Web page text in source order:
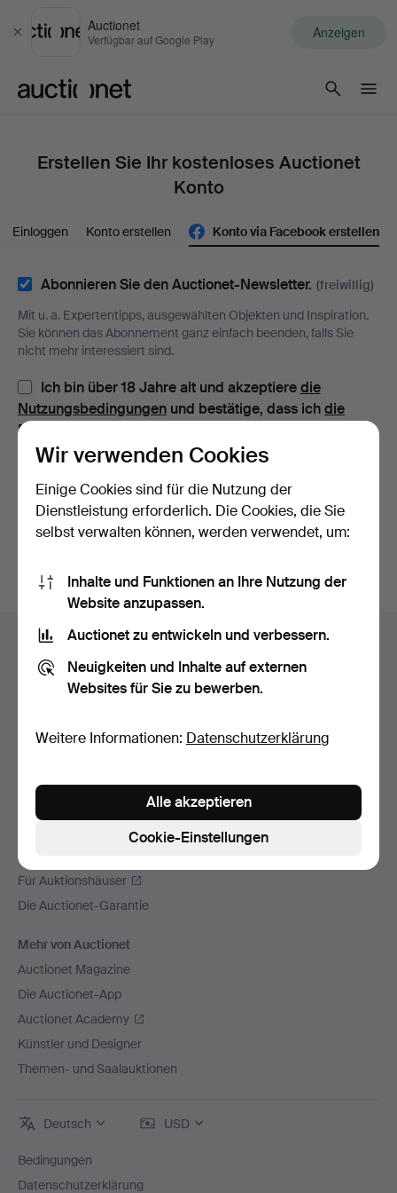
Schließen
Auctionet
Verfügbar auf Google Play Anzeigen
Erstellen Sie Ihr kostenloses Auctionet
Konto
Einloggen Konto erstellen Konto via Facebook erstellen
Abonnieren Sie den Auctionet-Newsletter. (freiwillig)
Mit u. a. Expertentipps, ausgewählten Objekten und Inspiration.
Sie können das Abonnement ganz einfach beenden, falls Sie
nicht mehr interessiert sind.
Ich bin über 18 Jahre alt und akzeptieredie
Nutzungsbedingungen und bestätige, dass ichdie
Datenschutzerklärung
Weiter mit Facebook
Um fortfahren zu können, müssen Sie die Bedingungen
akzeptieren.
Fußzeilen-
Hilfe und Kontakt
Kontakt mit dem Support aufnehmen
Alle Auktionshäuser
Wir versenden mit
Offene Stellen
Für Auktionshäuser
Die Auctionet-Garantie
Mehr von Auctionet
Auctionet Magazine
Die Auctionet-App
Auctionet Academy
Künstler und Designer
Themen- und Saalauktionen
Deutsch USD
Bedingungen
Datenschutzerklärung
Wir verwenden Cookies
Einige Cookies sind für die Nutzung der
Dienstleistung erforderlich. Die Cookies, die Sie
selbst verwalten können, werden verwendet, um:
Inhalte und Funktionen an Ihre Nutzung der
Website anzupassen.
Auctionet zu entwickeln und verbessern.
Neuigkeiten und Inhalte auf externen
Websites für Sie zu bewerben.
Weitere Informationen: Datenschutzerklärung
Cookie-Einstellungen
Alle akzeptieren